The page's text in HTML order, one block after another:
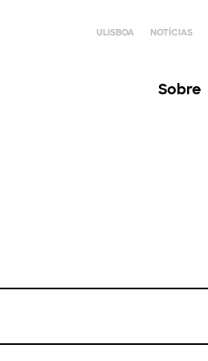
ULISBOA NOTÍCIAS
Sobre